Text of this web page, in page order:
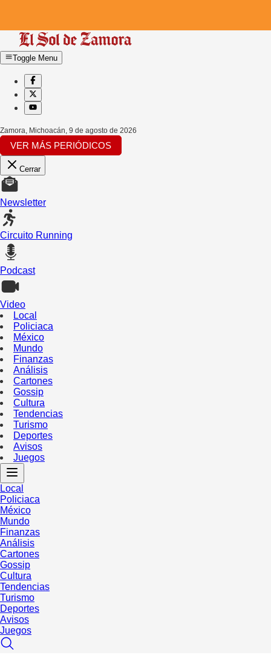
Toggle Menu
Zamora, Michoacán, 9 de agosto de 2026
VER MÁS PERIÓDICOS
Cerrar
Newsletter
Circuito Running
Podcast
Video
Local
Policiaca
México
Mundo
Finanzas
Análisis
Cartones
Gossip
Cultura
Tendencias
Turismo
Deportes
Avisos
Juegos
Local
Policiaca
México
Mundo
Finanzas
Análisis
Cartones
Gossip
Cultura
Tendencias
Turismo
Deportes
Avisos
Juegos